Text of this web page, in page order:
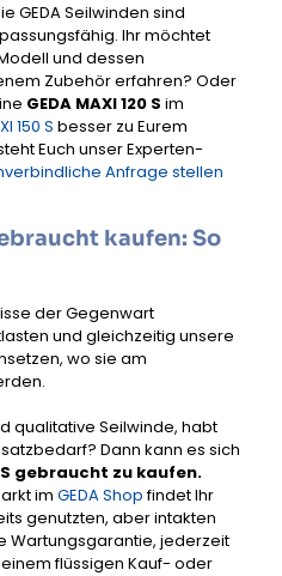
GEDA Seilwinden sind
Ihr möchtet
und dessen
Zubehör erfahren? Oder
GEDA MAXI 120 S im
150 S besser zu Eurem
Euch unser Experten-
Anfrage stellen
kaufen: So
der Gegenwart
und gleichzeitig unsere
wo sie am
qualitative Seilwinde, habt
Dann kann es sich
S gebraucht zu kaufen.
im GEDA Shopfindet Ihr
genutzten, aber intakten
Wartungsgarantie, jederzeit
flüssigen Kauf- oder